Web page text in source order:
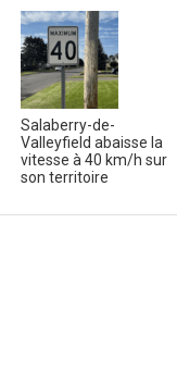
Salaberry-de-
Valleyfield abaisse la
vitesse à 40 km/h sur
son territoire